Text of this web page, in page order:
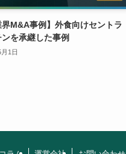
界M&A事例】外食向けセントラ
を承継した事例
1日